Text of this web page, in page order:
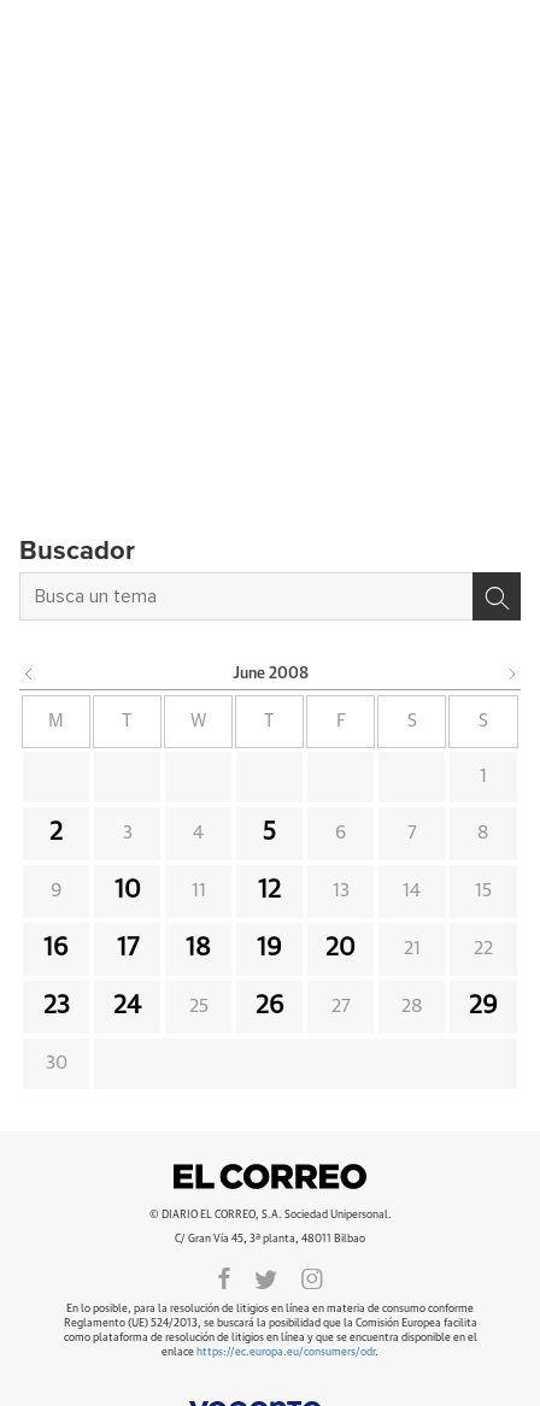
Buscador
June 2008
M W F S S
1
2 3 4 5 6 7 8
9 10 11 12 13 14 15
16 17 18 19 20 21 22
23 24 25 26 27 28 29
30
© DIARIO EL CORREO, S.A. Sociedad Unipersonal.
C/ Gran Vía 45, 3ª planta, 48011 Bilbao
En lo posible, para la resolución de litigios en línea en materia de consumo conforme
Reglamento (UE) 524/2013, se buscará la posibilidad que la Comisión Europea facilita
como plataforma de resolución de litigios en línea y que se encuentra disponible en el
enlace https://ec.europa.eu/consumers/odr.